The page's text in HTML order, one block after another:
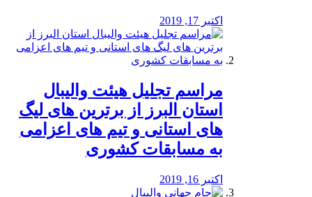
اکتبر 17, 2019
مراسم تجلیل هیئت والیبال
استان البرز از برترین های لیگ
های استانی و تیم های اعزامی
به مسابقات کشوری
اکتبر 16, 2019